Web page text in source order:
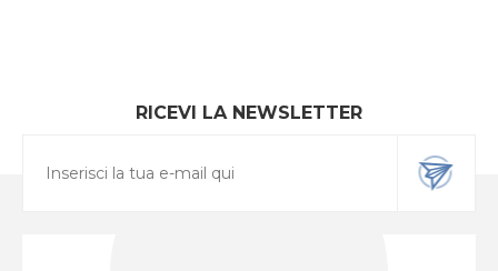
RICEVI LA NEWSLETTER